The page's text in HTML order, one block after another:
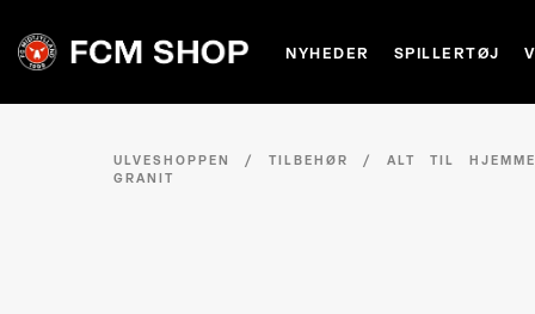
NYHEDER SPILLERTØJ
ULVESHOPPEN /TILBEHØR /ALT TIL
GRANIT